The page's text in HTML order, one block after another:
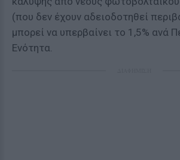
(που δεν έχουν αδειοδοτηθεί
μπορεί να υπερβαίνει το 1,5% ανά
Ενότητα.